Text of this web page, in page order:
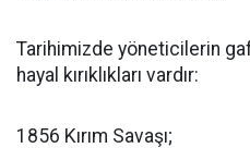
Tarihimizde yöneticilerin
hayal kırıklıkları vardır:
1856 Kırım Savaşı;